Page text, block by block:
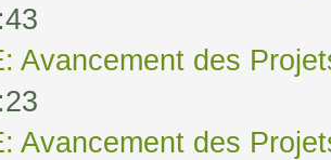
Avancement des
Avancement des